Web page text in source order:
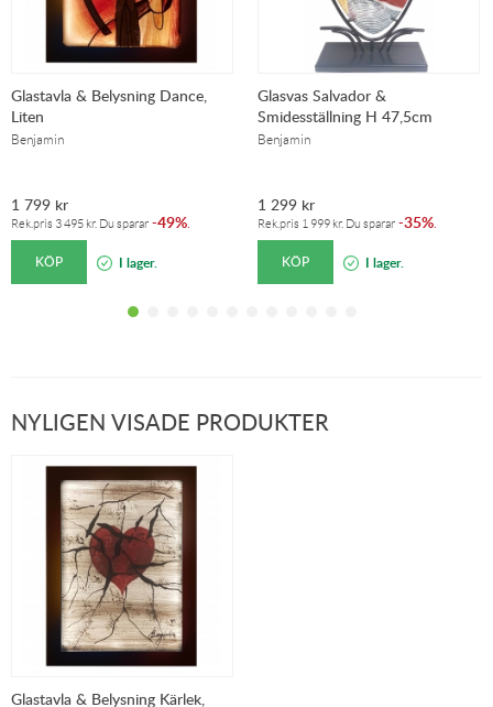
Glastavla & Belysning Dance,
Liten
Benjamin
1 799 kr
Rek.pris 3 495 kr. Du sparar -49%
KÖP I lager.
Glasvas Salvador &
Smidesställning H 47,5cm
Benjamin
1 299 kr
Rek.pris 1 999 kr. Du sparar -35%
KÖP I lager.
NYLIGEN VISADE PRODUKTER
Glastavla & Belysning Kärlek,